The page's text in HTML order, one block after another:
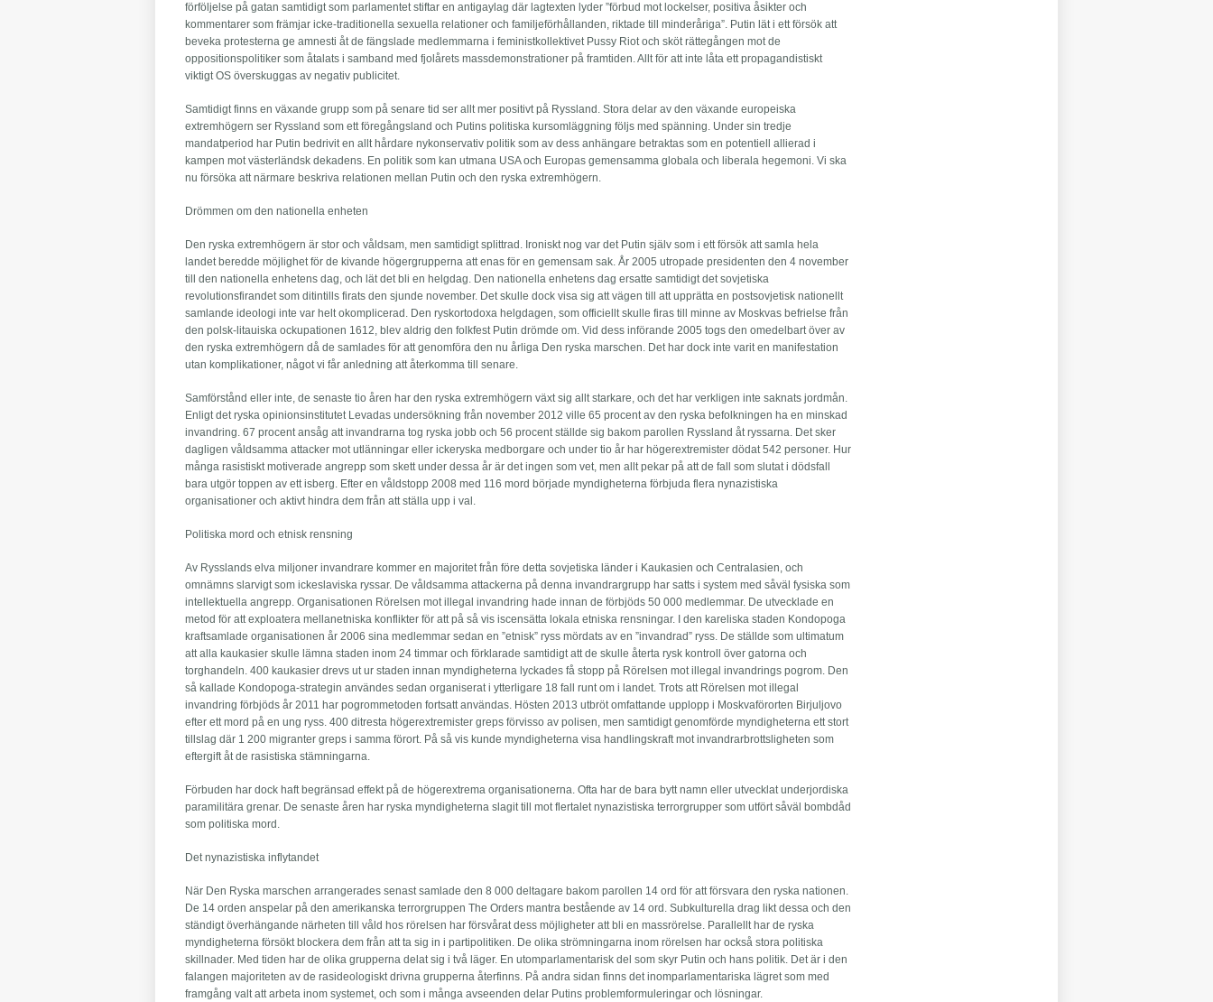
förföljelse på gatan samtidigt som parlamentet stiftar en antigaylag där lagtexten lyder ”förbud mot lockelser, positiva åsikter och
kommentarer som främjar icke-traditionella sexuella relationer och familjeförhållanden, riktade till minderåriga”. Putin lät i ett försök att
beveka protesterna ge amnesti åt de fängslade medlemmarna i feministkollektivet Pussy Riot och sköt rättegången mot de
oppositionspolitiker som åtalats i samband med fjolårets massdemonstrationer på framtiden. Allt för att inte låta ett propagandistiskt
viktigt OS överskuggas av negativ publicitet.
Samtidigt finns en växande grupp som på senare tid ser allt mer positivt på Ryssland. Stora delar av den växande europeiska
extremhögern ser Ryssland som ett föregångsland och Putins politiska kursomläggning följs med spänning. Under sin tredje
mandatperiod har Putin bedrivit en allt hårdare nykonservativ politik som av dess anhängare betraktas som en potentiell allierad i
kampen mot västerländsk dekadens. En politik som kan utmana USA och Europas gemensamma globala och liberala hegemoni. Vi ska
nu försöka att närmare beskriva relationen mellan Putin och den ryska extremhögern.
Drömmen om den nationella enheten
Den ryska extremhögern är stor och våldsam, men samtidigt splittrad. Ironiskt nog var det Putin själv som i ett försök att samla hela
landet beredde möjlighet för de kivande högergrupperna att enas för en gemensam sak. År 2005 utropade presidenten den 4 november
till den nationella enhetens dag, och lät det bli en helgdag. Den nationella enhetens dag ersatte samtidigt det sovjetiska
revolutionsfirandet som ditintills firats den sjunde november. Det skulle dock visa sig att vägen till att upprätta en postsovjetisk nationellt
samlande ideologi inte var helt okomplicerad. Den ryskortodoxa helgdagen, som officiellt skulle firas till minne av Moskvas befrielse från
den polsk-litauiska ockupationen 1612, blev aldrig den folkfest Putin drömde om. Vid dess införande 2005 togs den omedelbart över av
den ryska extremhögern då de samlades för att genomföra den nu årliga Den ryska marschen. Det har dock inte varit en manifestation
utan komplikationer, något vi får anledning att återkomma till senare.
Samförstånd eller inte, de senaste tio åren har den ryska extremhögern växt sig allt starkare, och det har verkligen inte saknats jordmån.
Enligt det ryska opinionsinstitutet Levadas undersökning från november 2012 ville 65 procent av den ryska befolkningen ha en minskad
invandring. 67 procent ansåg att invandrarna tog ryska jobb och 56 procent ställde sig bakom parollen Ryssland åt ryssarna. Det sker
dagligen våldsamma attacker mot utlänningar eller ickeryska medborgare och under tio år har högerextremister dödat 542 personer. Hur
många rasistiskt motiverade angrepp som skett under dessa år är det ingen som vet, men allt pekar på att de fall som slutat i dödsfall
bara utgör toppen av ett isberg. Efter en våldstopp 2008 med 116 mord började myndigheterna förbjuda flera nynazistiska
organisationer och aktivt hindra dem från att ställa upp i val.
Politiska mord och etnisk rensning
Av Rysslands elva miljoner invandrare kommer en majoritet från före detta sovjetiska länder i Kaukasien och Centralasien, och
omnämns slarvigt som ickeslaviska ryssar. De våldsamma attackerna på denna invandrargrupp har satts i system med såväl fysiska som
intellektuella angrepp. Organisationen Rörelsen mot illegal invandring hade innan de förbjöds 50 000 medlemmar. De utvecklade en
metod för att exploatera mellanetniska konflikter för att på så vis iscensätta lokala etniska rensningar. I den kareliska staden Kondopoga
kraftsamlade organisationen år 2006 sina medlemmar sedan en ”etnisk” ryss mördats av en ”invandrad” ryss. De ställde som ultimatum
att alla kaukasier skulle lämna staden inom 24 timmar och förklarade samtidigt att de skulle återta rysk kontroll över gatorna och
torghandeln. 400 kaukasier drevs ut ur staden innan myndigheterna lyckades få stopp på Rörelsen mot illegal invandrings pogrom. Den
så kallade Kondopoga-strategin användes sedan organiserat i ytterligare 18 fall runt om i landet. Trots att Rörelsen mot illegal
invandring förbjöds år 2011 har pogrommetoden fortsatt användas. Hösten 2013 utbröt omfattande upplopp i Moskvaförorten Birjuljovo
efter ett mord på en ung ryss. 400 ditresta högerextremister greps förvisso av polisen, men samtidigt genomförde myndigheterna ett stort
tillslag där 1 200 migranter greps i samma förort. På så vis kunde myndigheterna visa handlingskraft mot invandrarbrottsligheten som
eftergift åt de rasistiska stämningarna.
Förbuden har dock haft begränsad effekt på de högerextrema organisationerna. Ofta har de bara bytt namn eller utvecklat underjordiska
paramilitära grenar. De senaste åren har ryska myndigheterna slagit till mot flertalet nynazistiska terrorgrupper som utfört såväl bombdåd
som politiska mord.
Det nynazistiska inflytandet
När Den Ryska marschen arrangerades senast samlade den 8 000 deltagare bakom parollen 14 ord för att försvara den ryska nationen.
De 14 orden anspelar på den amerikanska terrorgruppen The Orders mantra bestående av 14 ord. Subkulturella drag likt dessa och den
ständigt överhängande närheten till våld hos rörelsen har försvårat dess möjligheter att bli en massrörelse. Parallellt har de ryska
myndigheterna försökt blockera dem från att ta sig in i partipolitiken. De olika strömningarna inom rörelsen har också stora politiska
skillnader. Med tiden har de olika grupperna delat sig i två läger. En utomparlamentarisk del som skyr Putin och hans politik. Det är i den
falangen majoriteten av de rasideologiskt drivna grupperna återfinns. På andra sidan finns det inomparlamentariska lägret som med
framgång valt att arbeta inom systemet, och som i många avseenden delar Putins problemformuleringar och lösningar.